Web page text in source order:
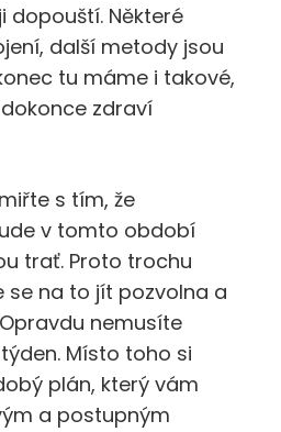
dopouští. Některé
další metody jsou
tu máme i takové,
zdraví
s tím, že
v tomto období
trať. Proto trochu
se na to jít pozvolna a
nemusíte
Místo toho si
plán, který vám
a postupným